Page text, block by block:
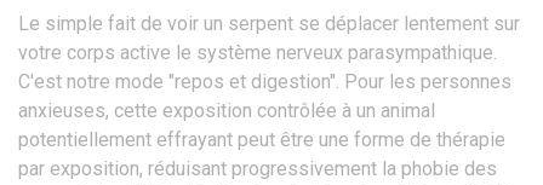
Le simple fait de voir un serpent se déplacer lentement sur
votre corps active le système nerveux parasympathique.
C'est notre mode "repos et digestion". Pour les personnes
anxieuses, cette exposition contrôlée à un animal
potentiellement effrayant peut être une forme de thérapie
par exposition, réduisant progressivement la phobie des